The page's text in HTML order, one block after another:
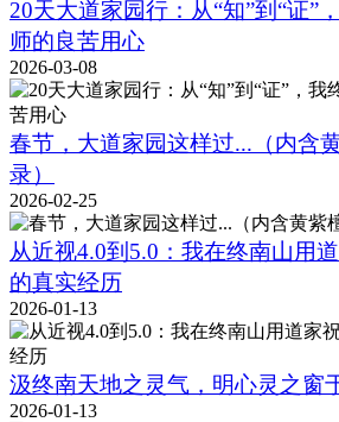
20天大道家园行：从“知”到“证”
师的良苦用心
2026-03-08
春节，大道家园这样过...（内含
录）
2026-02-25
从近视4.0到5.0：我在终南山用
的真实经历
2026-01-13
汲终南天地之灵气，明心灵之窗
2026-01-13